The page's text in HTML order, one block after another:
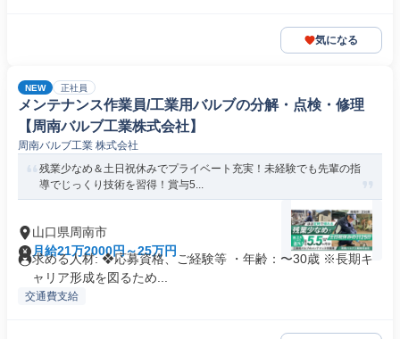
気になる
NEW 正社員
メンテナンス作業員/工業用バルブの分解・点検・修理
【周南バルブ工業株式会社】
周南バルブ工業 株式会社
残業少なめ＆土日祝休みでプライベート充実！未経験でも先輩の指
導でじっくり技術を習得！賞与5...
山口県周南市
月給21万2000円～25万円
求める人材: ❖応募資格、ご経験等 ・年齢：〜30歳 ※長期キ
ャリア形成を図るため...
交通費支給